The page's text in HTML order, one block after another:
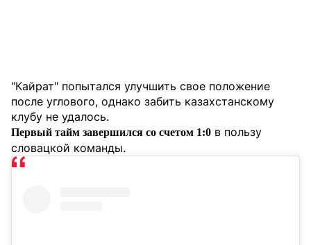
"Кайрат" попытался улучшить свое положение
после углового, однако забить казахстанскому
клубу не удалось.
Первый тайм завершился со счетом 1:0 в пользу
словацкой команды.